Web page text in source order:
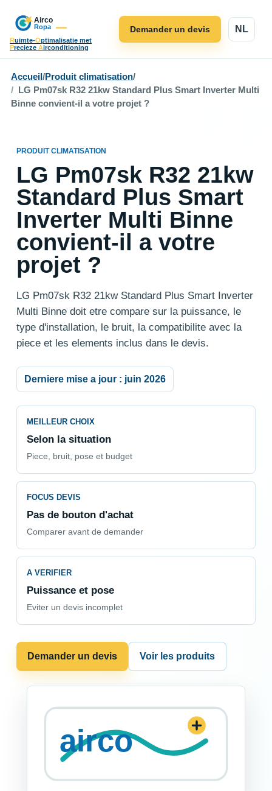
Ruimte-Optimalisatie met
Precieze Airconditioning
NL
Demander un devis
Accueil /Produit climatisation/
LG Pm07sk R32 21kw Standard Plus Smart Inverter Multi
Binne convient-il a votre projet ?
PRODUIT CLIMATISATION
LG Pm07sk R32 21kw
Standard Plus Smart
Inverter Multi Binne
convient-il a votre
projet ?
LG Pm07sk R32 21kw Standard Plus Smart Inverter
Multi Binne doit etre compare sur la puissance, le
type d'installation, le bruit, la compatibilite avec la
piece et les elements inclus dans le devis.
Derniere mise a jour : juin 2026
MEILLEUR CHOIX
Selon la situation
Piece, bruit, pose et budget
FOCUS DEVIS
Pas de bouton d'achat
Comparer avant de demander
A VERIFIER
Puissance et pose
Eviter un devis incomplet
Demander un devis Voir les produits